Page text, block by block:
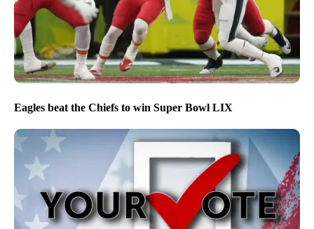
Eagles beat the Chiefs to win Super Bowl LIX